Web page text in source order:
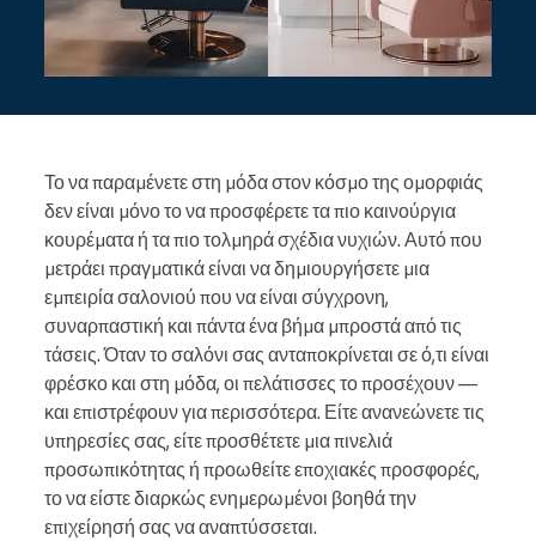
Το να παραμένετε στη μόδα στον κόσμο της ομορφιάς
δεν είναι μόνο το να προσφέρετε τα πιο καινούργια
κουρέματα ή τα πιο τολμηρά σχέδια νυχιών. Αυτό που
μετράει πραγματικά είναι να δημιουργήσετε μια
εμπειρία σαλονιού που να είναι σύγχρονη,
συναρπαστική και πάντα ένα βήμα μπροστά από τις
τάσεις. Όταν το σαλόνι σας ανταποκρίνεται σε ό,τι είναι
φρέσκο και στη μόδα, οι πελάτισσες το προσέχουν —
και επιστρέφουν για περισσότερα. Είτε ανανεώνετε τις
υπηρεσίες σας, είτε προσθέτετε μια πινελιά
προσωπικότητας ή προωθείτε εποχιακές προσφορές,
το να είστε διαρκώς ενημερωμένοι βοηθά την
επιχείρησή σας να αναπτύσσεται.